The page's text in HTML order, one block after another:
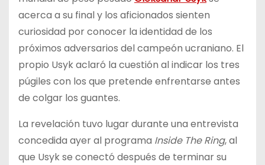
acerca a su final y los aficionados sienten
curiosidad por conocer la identidad de los
próximos adversarios del campeón ucraniano. El
propio Usyk aclaró la cuestión al indicar los tres
púgiles con los que pretende enfrentarse antes
de colgar los guantes.
La revelación tuvo lugar durante una entrevista
concedida ayer al programa Inside The Ring, al
que Usyk se conectó después de terminar su